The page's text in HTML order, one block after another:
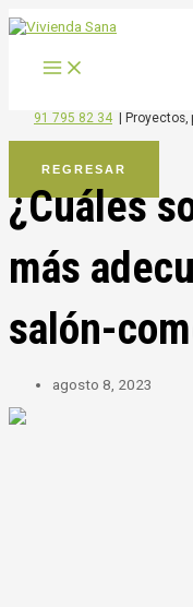
al
91 795 82 34 Proyectos,
REGRESAR
¿Cuáles
más
salón-
agosto 8, 2023